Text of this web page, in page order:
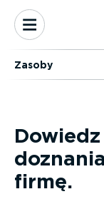
Zasoby
firmę.